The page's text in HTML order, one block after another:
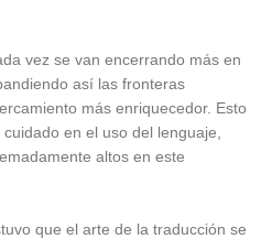
vez se van encerrando más en
así las fronteras
más enriquecedor. Esto
en el uso del lenguaje,
altos en este
que el arte de la traducción se